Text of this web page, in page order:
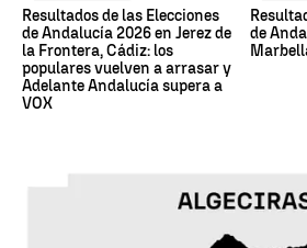
Resultados de las Elecciones
de Andalucía 2026 en Jerez de
la Frontera, Cádiz: los
populares vuelven a arrasar y
Adelante Andalucía supera a
VOX
de